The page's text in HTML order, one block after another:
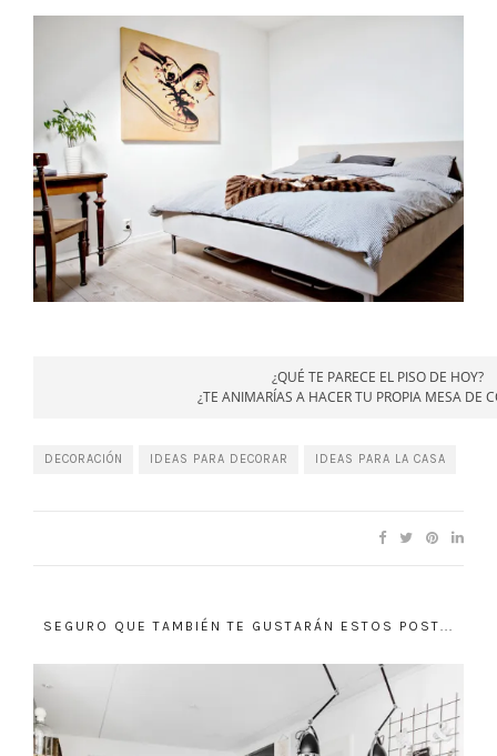
¿QUÉ TE PARECE EL PISO DE HOY?
¿TE ANIMARÍAS A HACER TU PROPIA MESA DE
DECORACIÓN IDEAS PARA DECORAR IDEAS PARA LA CASA
SEGURO QUE TAMBIÉN TE GUSTARÁN ESTOS POST...